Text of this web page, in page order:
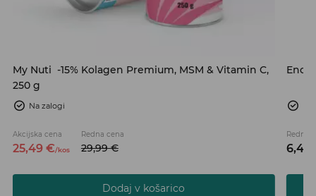
My Nuti -15% Kolagen Premium, MSM & Vitamin C,
250 g
Na zalogi
Akcijska cena
25,49 €/kos
Redna cena
29,99 €
Dodaj v košarico
Redna
6,49